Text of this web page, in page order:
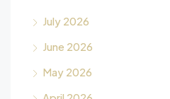
July 2026
June 2026
May 2026